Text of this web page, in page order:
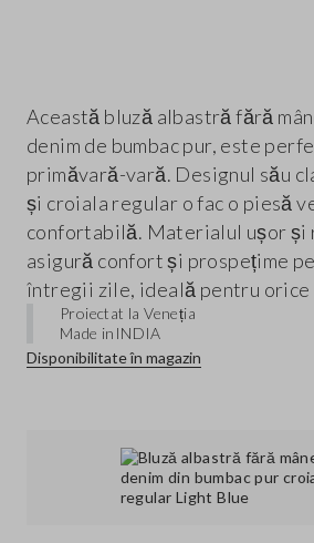
Această bluză albastră fără
denim de bumbac pur, este
primăvară-vară. Designul său
și croiala regular o fac o piesă
confortabilă. Materialul ușor și
asigură confort și prospețime
întregii zile, ideală pentru orice
Proiectat la Veneția
Made in INDIA
Disponibilitate în magazin